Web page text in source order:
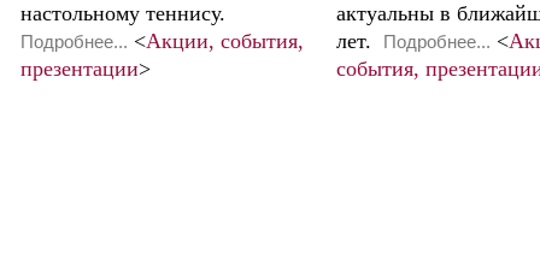
настольному теннису.
Подробнее... <Акции, события,
презентации>
актуальны в
лет.
Подробнее... <
события,